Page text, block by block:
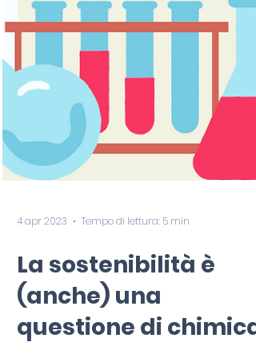
4 apr 2023 Tempo di lettura: 5 min
La sostenibilità è